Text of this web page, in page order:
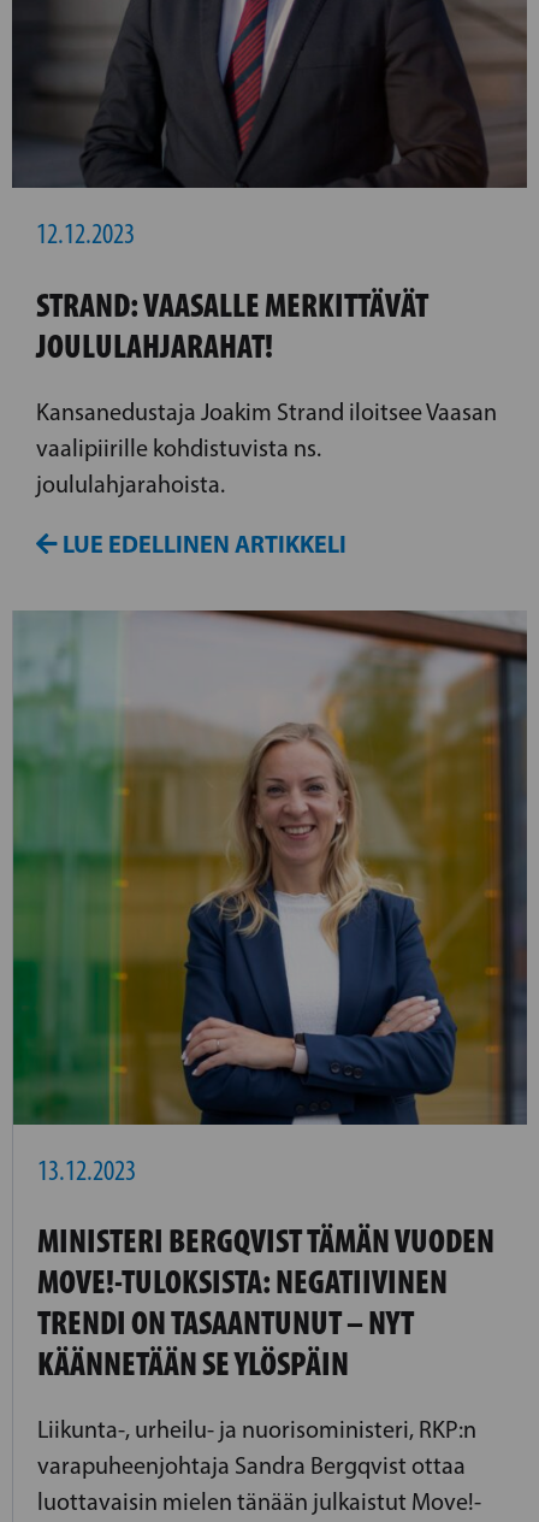
12.12.2023
STRAND: VAASALLE MERKITTÄVÄT
JOULULAHJARAHAT!
Kansanedustaja Joakim Strand iloitsee Vaasan
vaalipiirille kohdistuvista ns.
joululahjarahoista.
LUE EDELLINEN ARTIKKELI
13.12.2023
MINISTERI BERGQVIST TÄMÄN VUODEN
MOVE!-TULOKSISTA: NEGATIIVINEN
TRENDI ON TASAANTUNUT – NYT
KÄÄNNETÄÄN SE YLÖSPÄIN
Liikunta-, urheilu- ja nuorisoministeri, RKP:n
varapuheenjohtaja Sandra Bergqvist ottaa
luottavaisin mielen tänään julkaistut Move!-